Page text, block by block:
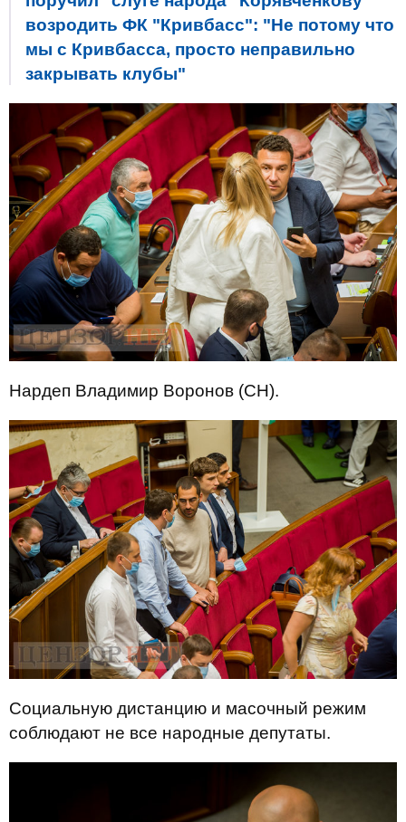
возродить ФК "Кривбасс": "Не потому что
мы с Кривбасса, просто неправильно
закрывать клубы"
Нардеп Владимир Воронов (СН).
Социальную дистанцию и масочный режим
соблюдают не все народные депутаты.